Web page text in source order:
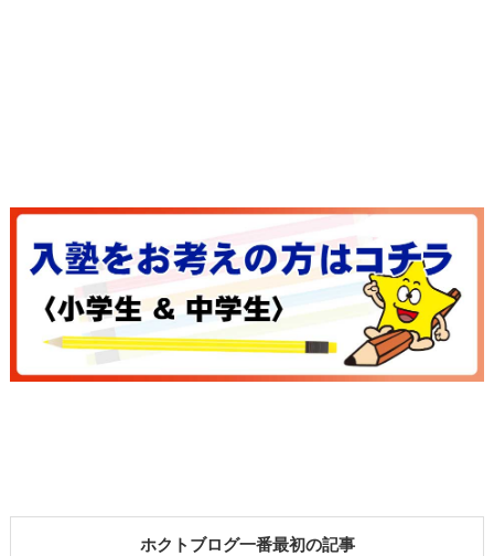
ホクトブログ一番最初の記事